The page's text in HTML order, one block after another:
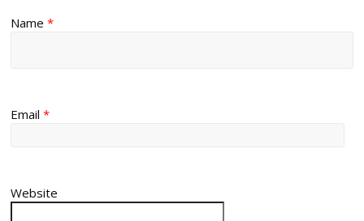
Name*
Email*
Website